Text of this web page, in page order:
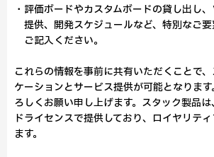
・評価ボードやカスタムボードの貸し出し
提供、開発スケジュールなど、特別なご
ご記入ください。
これらの情報を事前に共有いただくことで
ケーションとサービス提供が可能となりま
ろしくお願い申し上げます。スタック製品
ドライセンスで提供しており、ロイヤリテ
ます。